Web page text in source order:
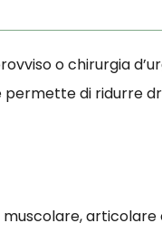
o chirurgia
permette di ridurre